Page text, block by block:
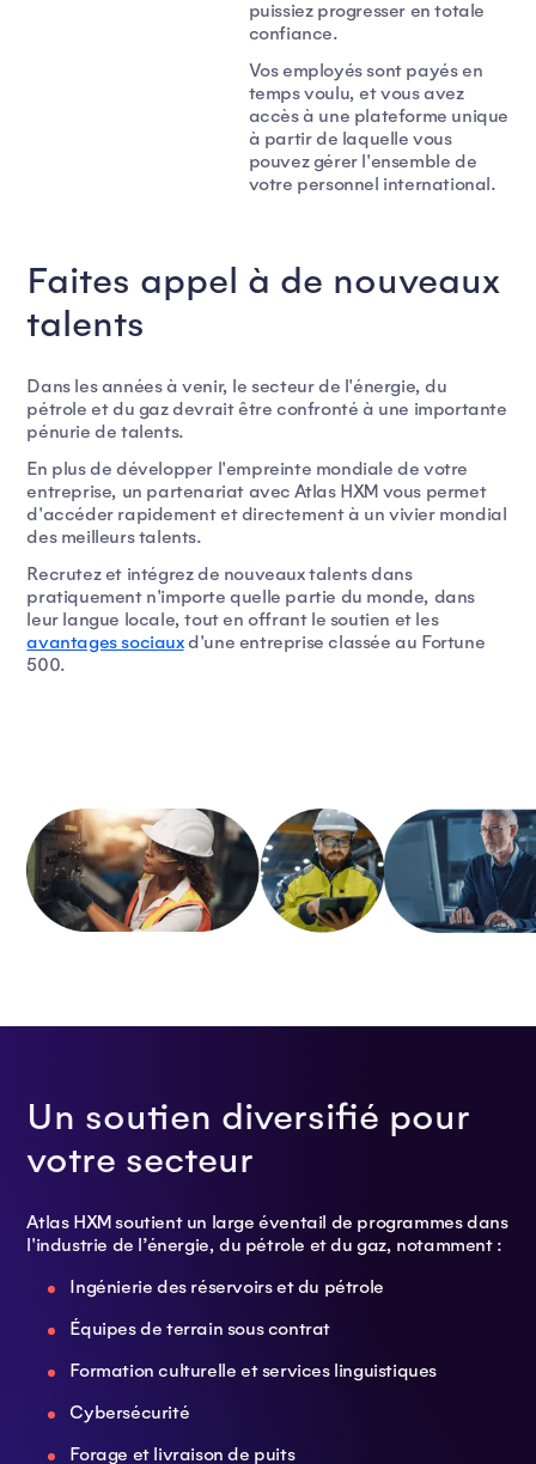
puissiez progresser en totale
confiance.
Vos employés sont payés en
temps voulu, et vous avez
accès à une plateforme unique
à partir de laquelle vous
pouvez gérer l'ensemble de
votre personnel international.
Faites appel à de nouveaux
talents
Dans les années à venir, le secteur de l'énergie, du
pétrole et du gaz devrait être confronté à une importante
pénurie de talents.
En plus de développer l'empreinte mondiale de votre
entreprise, un partenariat avec Atlas HXM vous permet
d'accéder rapidement et directement à un vivier mondial
des meilleurs talents.
Recrutez et intégrez de nouveaux talents dans
pratiquement n'importe quelle partie du monde, dans
leur langue locale, tout en offrant le soutien et les
avantages sociauxd'une entreprise classée au Fortune
500.
Un soutien diversifié pour
votre secteur
Atlas HXM soutient un large éventail de programmes dans
l'industrie de l’énergie, du pétrole et du gaz, notamment :
Ingénierie des réservoirs et du pétrole
Équipes de terrain sous contrat
Formation culturelle et services linguistiques
Cybersécurité
Forage et livraison de puits